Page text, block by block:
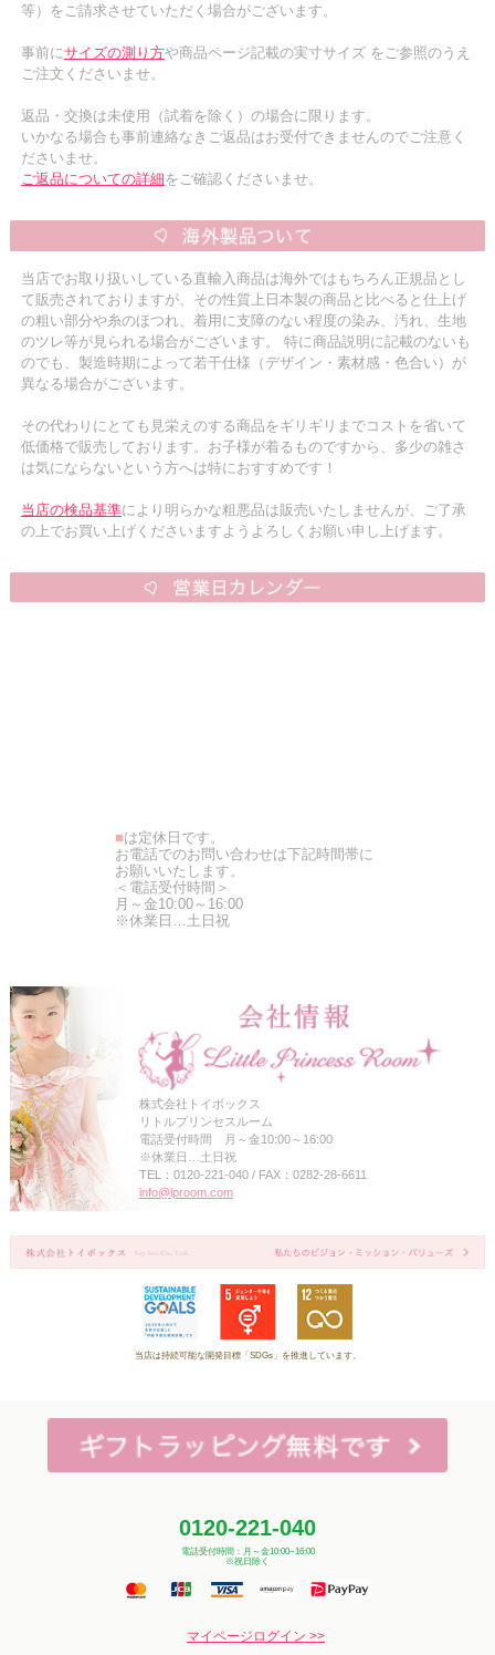
等）をご請求させていただく場合がございます。
事前にサイズの測り方や商品ページ記載の実寸サイズ をご参照のうえ
ご注文くださいませ。
返品・交換は未使用（試着を除く）の場合に限ります。
いかなる場合も事前連絡なきご返品はお受付できませんのでご注意く
ださいませ。
ご返品についての詳細をご確認くださいませ。
当店でお取り扱いしている直輸入商品は海外ではもちろん正規品とし
て販売されておりますが、その性質上日本製の商品と比べると仕上げ
の粗い部分や糸のほつれ、着用に支障のない程度の染み、汚れ、生地
のツレ等が見られる場合がございます。 特に商品説明に記載のないも
のでも、製造時期によって若干仕様（デザイン・素材感・色合い）が
異なる場合がございます。
その代わりにとても見栄えのする商品をギリギリまでコストを省いて
低価格で販売しております。お子様が着るものですから、多少の雑さ
は気にならないという方へは特におすすめです！
当店の検品基準により明らかな粗悪品は販売いたしませんが、ご了承
の上でお買い上げくださいますようよろしくお願い申し上げます。
■は定休日です。
お電話でのお問い合わせは下記時間帯に
お願いいたします。
＜電話受付時間＞
月～金10:00～16:00
※休業日…土日祝
株式会社トイボックス
リトルプリンセスルーム
電話受付時間 月～金10:00～16:00
※休業日…土日祝
TEL：0120-221-040 / FAX：0282-28-6611
info@lproom.com
当店は持続可能な開発目標「SDGs」を推進しています。
0120-221-040
電話受付時間：月～金10:00~16:00
※祝日除く
マイページログイン >>